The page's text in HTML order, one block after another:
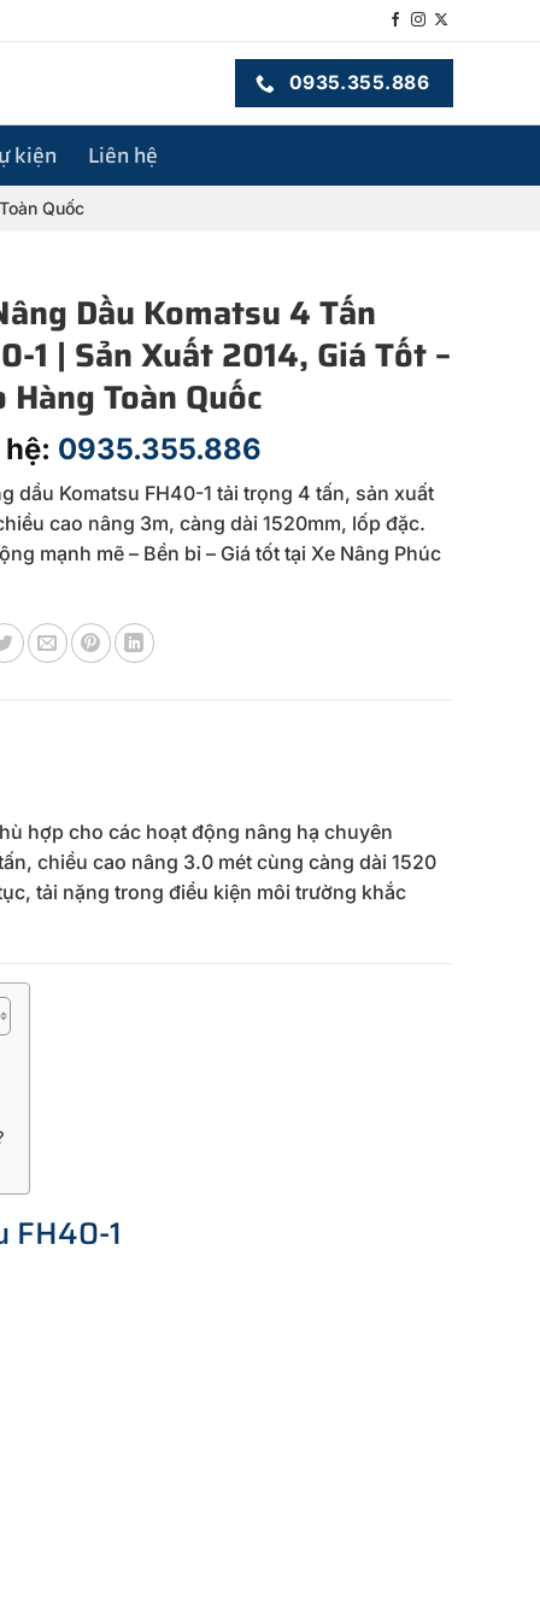
0935.355.886
kiện Liên hệ
Quốc
Dầu Komatsu 4 Tấn
1 | Sản Xuất 2014, Giá Tốt –
Hàng Toàn Quốc
0935.355.886
dầu Komatsu FH40-1 tải trọng 4 tấn, sản xuất
cao nâng 3m, càng dài 1520mm, lốp đặc.
mạnh mẽ – Bền bỉ – Giá tốt tại Xe Nâng Phúc
hợp cho các hoạt động nâng hạ chuyên
chiều cao nâng 3.0 mét cùng càng dài 1520
tải nặng trong điều kiện môi trường khắc
FH40-1